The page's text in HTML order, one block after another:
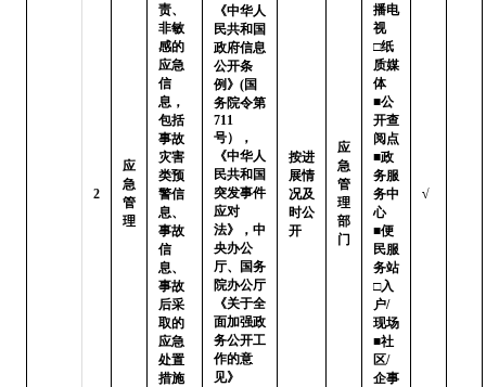
2
应
急
管
理
责、
非敏
感的
应急
信
息，
包括
事故
灾害
类预
警信
息、
事故
信
息、
事故
后采
取的
应急
处置
措施
《中华人
民共和国
政府信息
公开条
例》(国
务院令第
711
号），
《中华人
民共和国
突发事件
应对
法》，中
央办公
厅、国务
院办公厅
《关于全
面加强政
务公开工
作的意
见》
按进
展情
况及
时公
开
应
急
管
理
部
门
播电
视
□纸
质媒
体
■公
开查
阅点
■政
务服
务中
心
■便
民服
务站
□入
户/
现场
■社
区/
企事
√